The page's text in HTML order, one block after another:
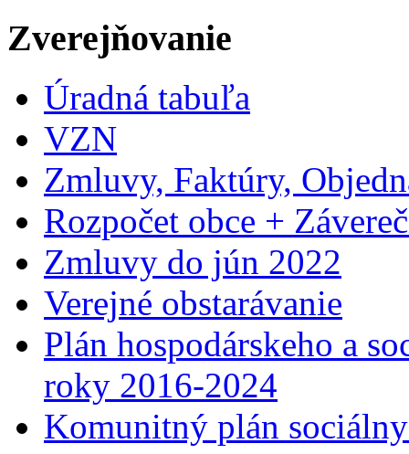
Zverejňovanie
Úradná tabuľa
VZN
Zmluvy, Faktúry,
Rozpočet obce +
Zmluvy do jún 2022
Verejné obstarávanie
Plán hospodárskeho a
roky 2016-2024
Komunitný plán